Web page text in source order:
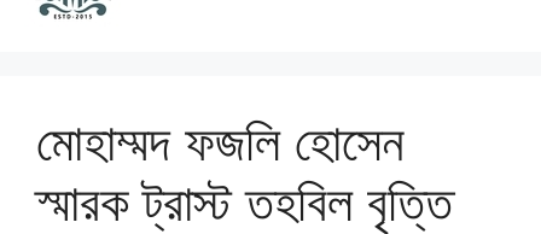
মোহাম্মদ ফজলি হোসেন
স্মারক ট্রাস্ট তহবিল বৃত্তি